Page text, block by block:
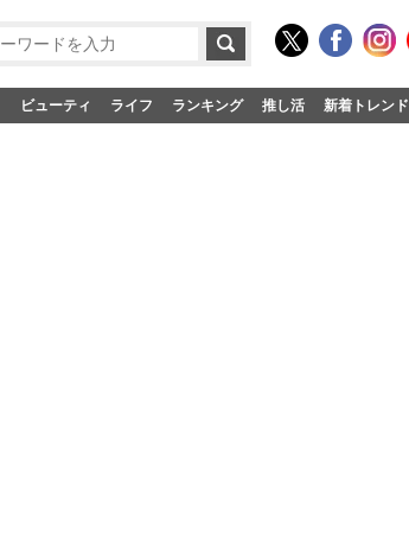
ビューティ ライフ ランキング 推し活 新着トレンド